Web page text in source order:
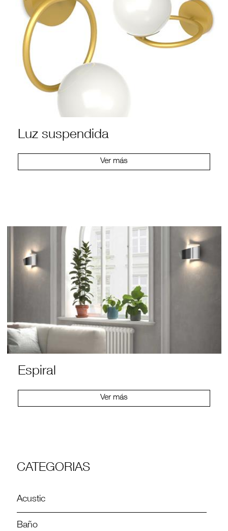
Luz suspendida
Ver más
Espiral
Ver más
CATEGORIAS
Acustic
Baño